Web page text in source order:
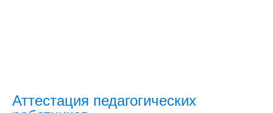
Аттестация педагогических